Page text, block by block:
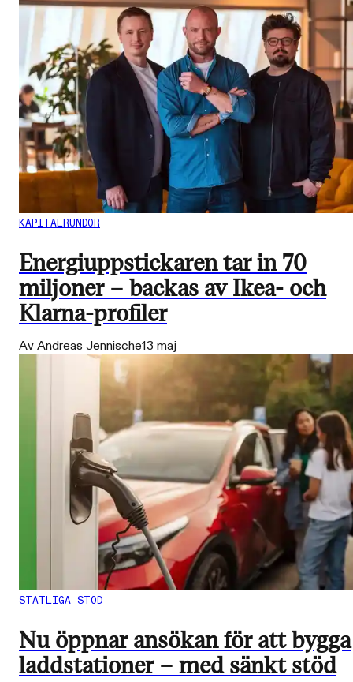
KAPITALRUNDOR
Energiuppstickaren tar in 70
miljoner – backas av Ikea- och
Klarna-profiler
Av Andreas Jennische13 maj
STATLIGA STÖD
Nu öppnar ansökan för att bygga
laddstationer – med sänkt stöd